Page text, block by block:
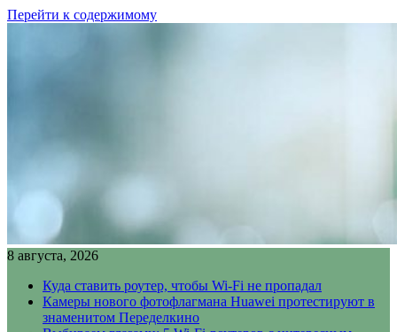
Перейти к содержимому
8 августа, 2026
Куда ставить роутер, чтобы Wi-Fi не пропадал
Камеры нового фотофлагмана Huawei протестируют в
знаменитом Переделкино